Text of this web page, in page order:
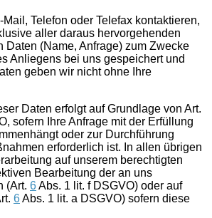
Telefon oder Telefax kontaktieren,
aller daraus hervorgehenden
Daten (Name, Anfrage) zum Zwecke
Anliegens bei uns gespeichert und
geben wir nicht ohne Ihre
Daten erfolgt auf Grundlage von Art.
sofern Ihre Anfrage mit der Erfüllung
oder zur Durchführung
erforderlich ist. In allen übrigen
auf unserem berechtigten
Bearbeitung der an uns
(Art. 6Abs. 1 lit. f DSGVO) oder auf
6Abs. 1 lit. a DSGVO) sofern diese